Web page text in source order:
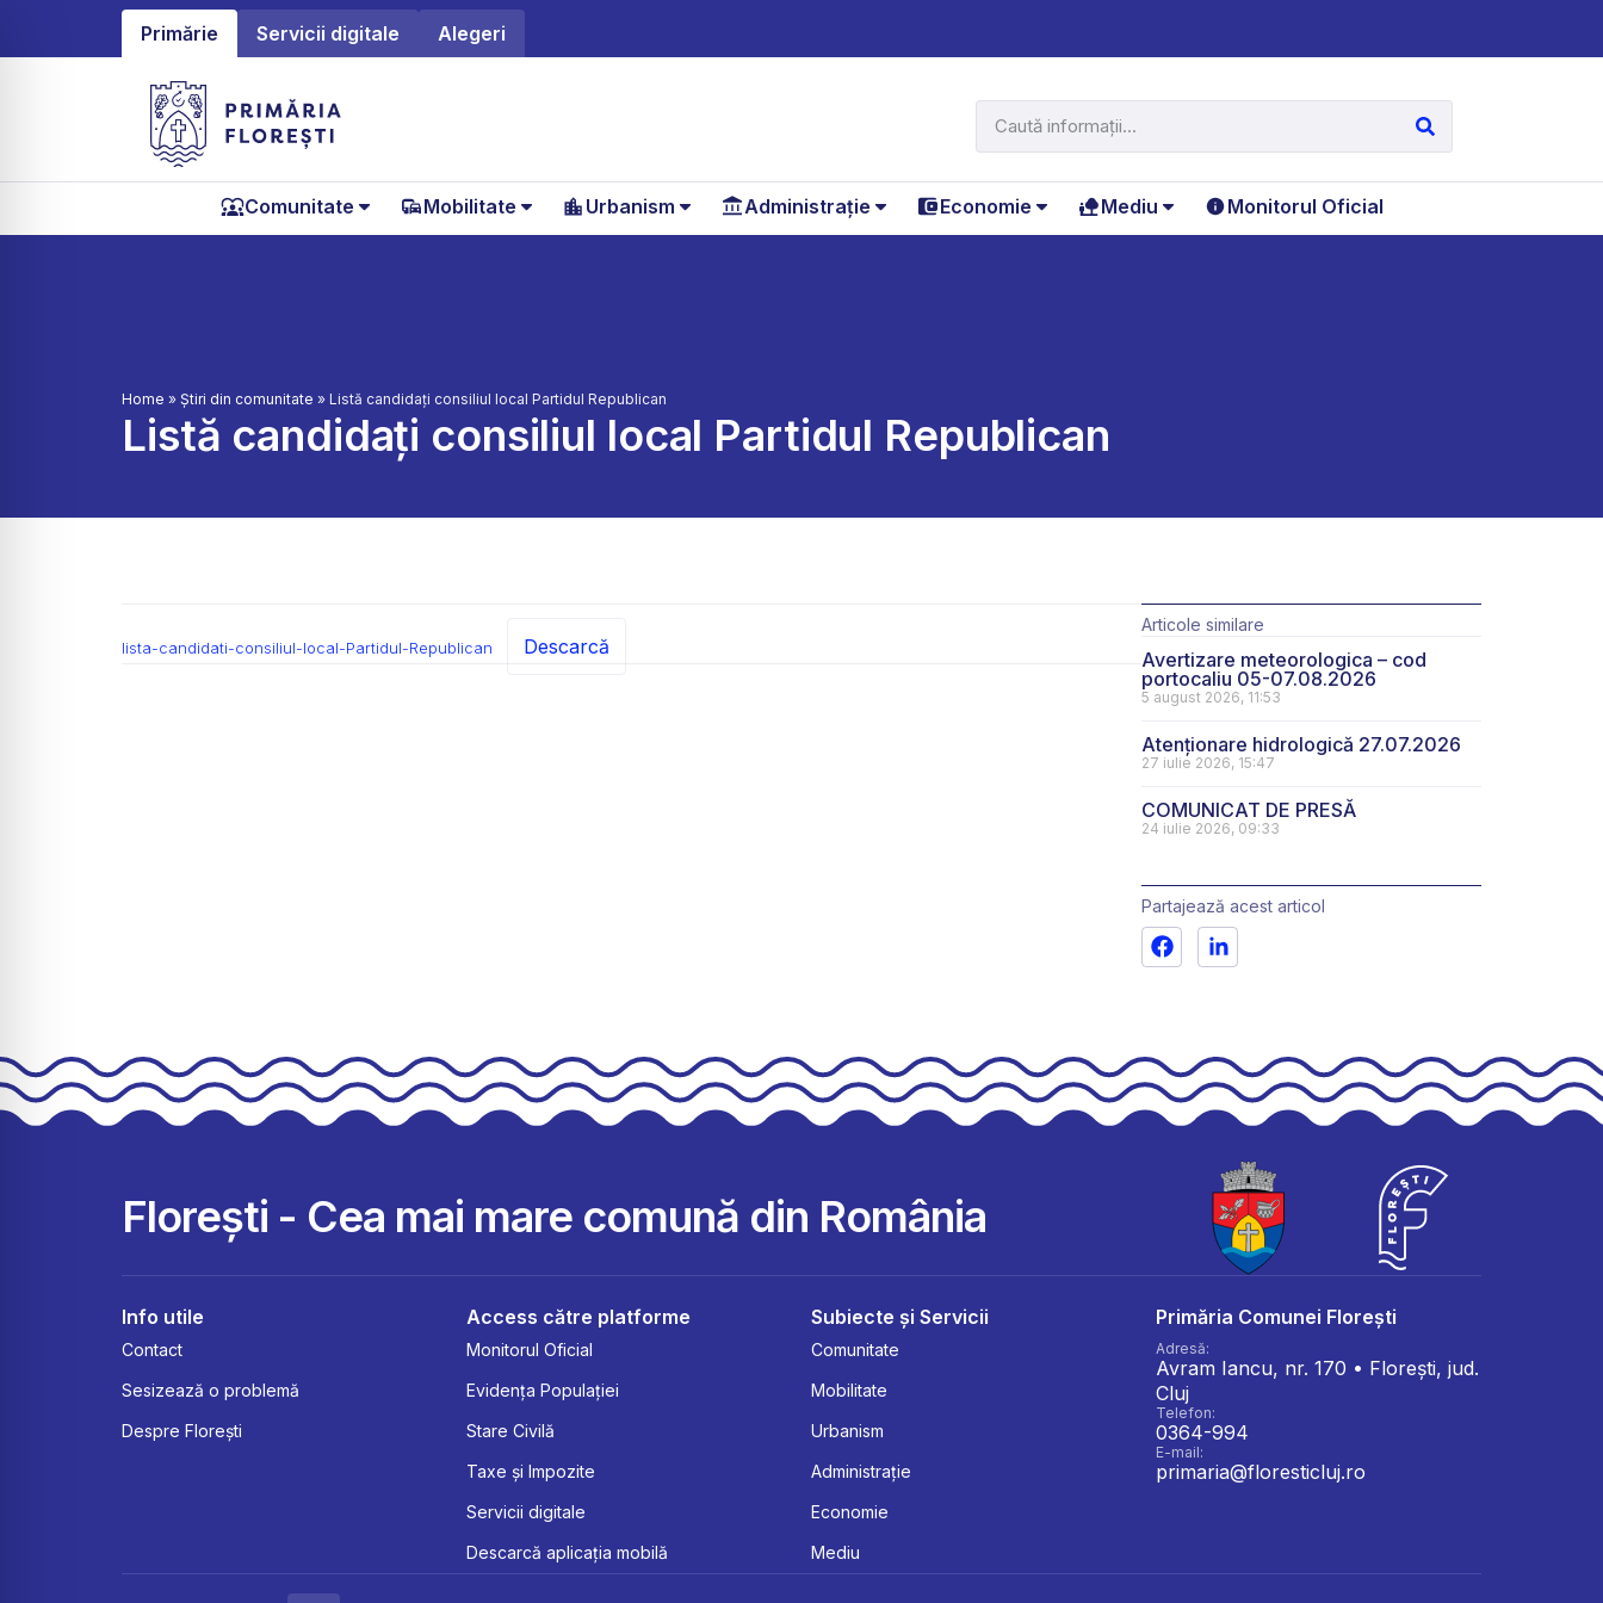
Primărie Servicii digitale Alegeri
Comunitate Mobilitate Urbanism Administrație Economie Mediu Monitorul Oficial
Home » Știri din comunitate » Listă candidați consiliul local Partidul Republican
Listă candidați consiliul local Partidul Republican
lista-candidati-consiliul-local-Partidul-Republican Descarcă
Articole similare
Avertizare meteorologica – cod
portocaliu 05-07.08.2026
5 august 2026, 11:53
Atenționare hidrologică 27.07.2026
27 iulie 2026, 15:47
COMUNICAT DE PRESĂ
24 iulie 2026, 09:33
Partajează acest articol
Florești - Cea mai mare comună din România
Info utile
Contact
Sesizează o problemă
Despre Florești
Access către platforme
Monitorul Oficial
Evidența Populației
Stare Civilă
Taxe și Impozite
Servicii digitale
Descarcă aplicația mobilă
Subiecte și Servicii
Comunitate
Mobilitate
Urbanism
Administrație
Economie
Mediu
Primăria Comunei Florești
Adresă:
Avram Iancu, nr. 170 • Florești, jud.
Cluj
Telefon:
0364-994
E-mail:
primaria@floresticluj.ro